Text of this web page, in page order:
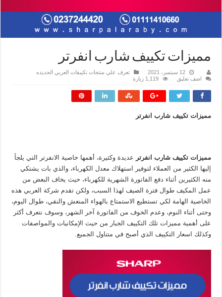
مميزات تكييف شارب انفرتر
12 سبتمبر، 2021
تعرف علي منتجات تكييفات العربي الجديده
اضف تعليق
1,119 زيارة
مميزات تكييف شارب انفرتر
مميزات تكييف شارب انفرتر عديدة وكثيرة، أهمها خاصية الانفرتر التي يلجأ
إليها الكثير من العملاء لتوفير استهلاك معدل الكهرباء، والذي بات يشتكي
منه الكثيرين أثناء دفع الفاتورة الشهرية للكهرباء، حيث يخاف البعض من
عمل المكيف طوال فترة الصيف لهذا السبب، ولكن تقدم شركة العربي هذه
الخاصية الهامة لكي تستطيع الاستمتاع بالهواء المنعش والنقي، طوال اليوم،
وحتى أثناء النوم، وعدم الخوف من الفاتورة آخر الشهر، وسوف نتعرف أكثر
على أهمية مميزات تلك التكييف الجبار من حيث الإمكانيات والمواصفات
وكذلك اسعار التكييف الذي أصبح في متناول الجميع.